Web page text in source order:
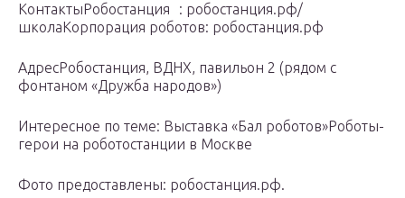
КонтактыРобостанция : робостанция.рф/
школаКорпорация роботов: робостанция.рф
АдресРобостанция, ВДНХ, павильон 2 (рядом с
фонтаном «Дружба народов»)
Интересное по теме: Выставка «Бал роботов»Роботы-
герои на роботостанции в Москве
Фото предоставлены: робостанция.рф.